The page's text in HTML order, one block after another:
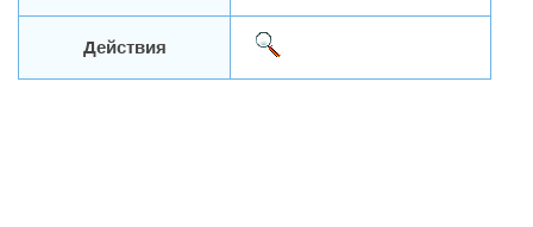
Действия